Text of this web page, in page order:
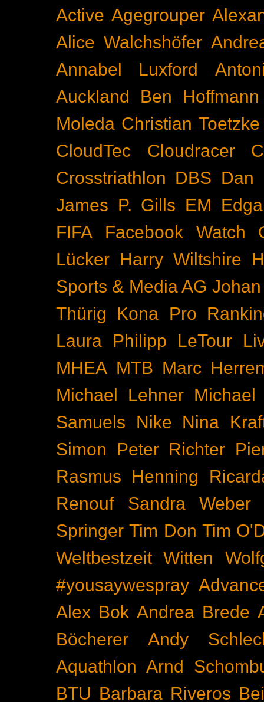
Active Agegrouper
Alice Walchshöfer
Annabel Luxford
Auckland
Ben Hoffmann
Moleda Christian Toetzke
CloudTec
Cloudracer
Crosstriathlon DBS Dan
James P. Gills EM
FIFA
Facebook Watch
Lücker Harry Wiltshire
Sports & Media AG
Thürig
Kona Pro
Laura Philipp
LeTour
MHEA MTB Marc
Michael Lehner Michael
Samuels
Nike
Nina
Simon
Peter Richter
Rasmus Henning
Renouf
Sandra Weber
Springer Tim Don Tim
Weltbestzeit Witten
#yousaywespray
Alex Bok Andrea Brede
Böcherer
Andy
Aquathlon Arnd
BTU Barbara Riveros